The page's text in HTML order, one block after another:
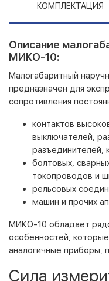
КОМПЛЕКТАЦИЯ
Описание
МИКО-10:
Малогабаритный
предназначен для
сопротивления
контактов
выключателей,
разъединителей,
болтовых,
токопроводов и
рельсовых
машин и прочих
МИКО-10 обладает
особенностей,
аналогичные приборы,
Сила